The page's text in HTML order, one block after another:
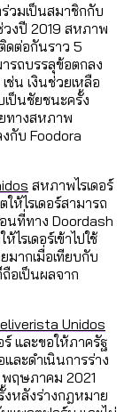
วมเป็นสมาชิกกับ
งปี 2019 สหภาพ
ดต่อกันราว 5
รถบรรลุข้อตกลง
ช่น เงินช่วยเหลือ
ป็นชัยชนะครั้ง
ทางสหภาพ
กับ Foodora
สหภาพไรเดอร์
ห้ไรเดอร์สามารถ
นที่ทาง Doordash
รเดอร์เข้าไปใช้
ากเมื่อเทียบกับ
อเป็นผลจาก
Unidos
ร์ และขอให้ภาครัฐ
ละดำเนินการร่าง
พฤษภาคม 2021
หลังร่างกฎหมาย